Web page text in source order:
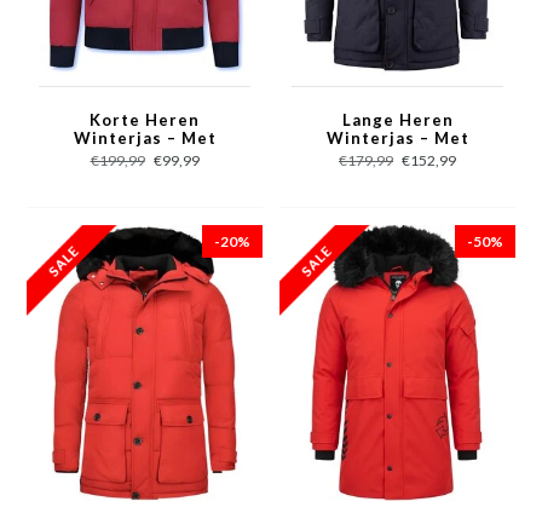
Korte Heren
Winterjas – Met
Bontkraag – Rood
€199,99 €99,99
Lange Heren
Winterjas – Met
Bontkraag – Blauw
€179,99 €152,99
-20% -50%